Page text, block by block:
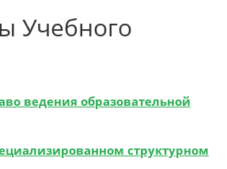
Учебного
ведения образовательной
структурном